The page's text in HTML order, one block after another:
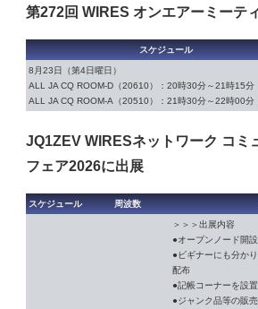
第272回 WIRES オンエアーミーテ
スケジュール
8月23日（第4日曜日）
ALL JA CQ ROOM-D（20610）：20時30分～21時15分
ALL JA CQ ROOM-A（20510）：21時30分～22時00分
JQ1ZEV WIRESネットワーク コミ
フェア2026に出展
スケジュール 周波数
＞＞＞出展内容
●オープンノード開設
●ビギナーにも分か
配布
●記帳コーナーを設置
●ジャンク品等の販売